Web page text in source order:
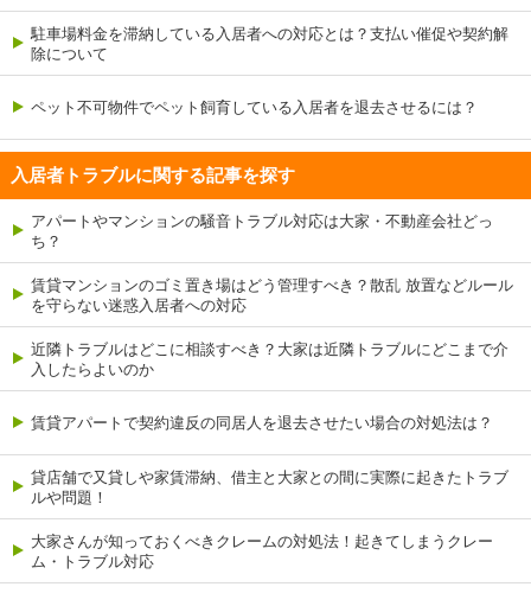
駐車場料金を滞納している入居者への対応とは？支払い催促や契約解
除について
ペット不可物件でペット飼育している入居者を退去させるには？
入居者トラブルに関する記事を探す
アパートやマンションの騒音トラブル対応は大家・不動産会社どっ
ち？
賃貸マンションのゴミ置き場はどう管理すべき？散乱 放置などルール
を守らない迷惑入居者への対応
近隣トラブルはどこに相談すべき？大家は近隣トラブルにどこまで介
入したらよいのか
賃貸アパートで契約違反の同居人を退去させたい場合の対処法は？
貸店舗で又貸しや家賃滞納、借主と大家との間に実際に起きたトラブ
ルや問題！
大家さんが知っておくべきクレームの対処法！起きてしまうクレー
ム・トラブル対応